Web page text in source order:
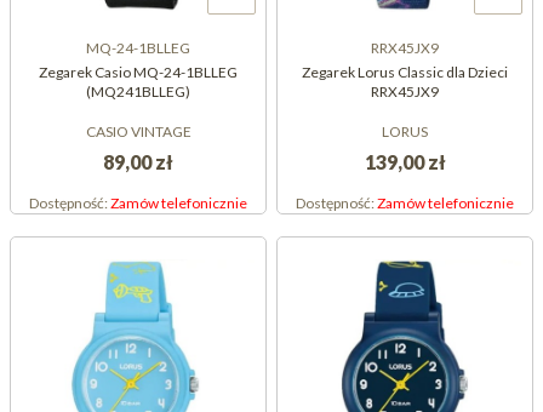
MQ-24-1BLLEG
Zegarek Casio MQ-24-1BLLEG
(MQ241BLLEG)
CASIO VINTAGE
89,00 zł
Dostępność:Zamów telefonicznie
RRX45JX9
Zegarek Lorus Classic dla Dzieci
RRX45JX9
LORUS
139,00 zł
Dostępność:Zamów telefonicznie